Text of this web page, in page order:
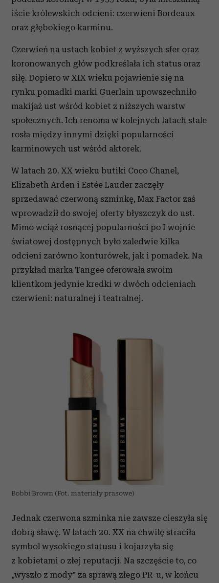
iście królewskich odcieni: czerwieni Bordeaux
oraz głębokiego karminu.
Czerwień na ustach kobiet z wyższych sfer oraz
koronowanych głów podkreślała ich status oraz
siłę. Dopiero w XIX wieku pojawienie się na
rynku pomadki marki Guerlain upowszechniło
makijaż ust wśród kobiet z niższych warstw
społecznych. Ich renoma w kolejnych latach stale
rosła między innymi dzięki popularności
karminowych ust wśród aktorek.
W latach 20. XX wieku butiki Coco Chanel,
Elizabeth Arden i Estée Lauder zaczęły
sprzedawać czerwoną szminkę, Max Factor zaś
wprowadził do swojej oferty błyszczyk do ust.
Mimo wciąż rosnącej popularności po I wojnie
światowej dostępnych było zaledwie kilka
odcieni zarówno konturówek, jak i pomadek. Na
przykład marka Tangee oferowała swoim
klientkom jedynie kredki w dwóch odcieniach
czerwieni: naturalnej i teatralnej.
Bobbi Brown (Fot. materiały prasowe)
Jednak czerwona szminka nie zawsze cieszyła się
dobrą sławę. W latach 20. XX na chwilę straciła
symbol wysokiego statusu i kojarzyła się
z kobietami o złej reputacji. Na szczęście to, co
„wyszło z mody” za sprawą złego PR-u, w końcu